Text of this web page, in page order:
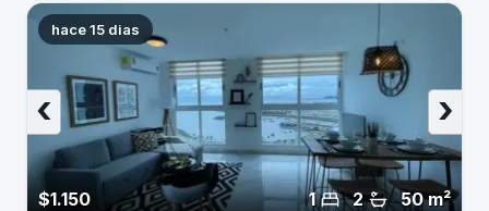
hace 15 dias
$1.150 50 m²
2
1
›
‹